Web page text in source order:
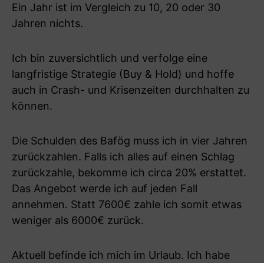
Ein Jahr ist im Vergleich zu 10, 20 oder 30
Jahren nichts.
Ich bin zuversichtlich und verfolge eine
langfristige Strategie (Buy & Hold) und hoffe
auch in Crash- und Krisenzeiten durchhalten zu
können.
Die Schulden des Bafög muss ich in vier Jahren
zurückzahlen. Falls ich alles auf einen Schlag
zurückzahle, bekomme ich circa 20% erstattet.
Das Angebot werde ich auf jeden Fall
annehmen. Statt 7600€ zahle ich somit etwas
weniger als 6000€ zurück.
Aktuell befinde ich mich im Urlaub. Ich habe